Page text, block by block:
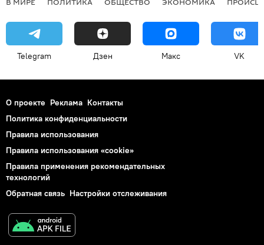
Telegram Дзен Макс VK
О проекте Реклама Контакты
Политика конфиденциальности
Правила использования
Правила использования «cookie»
Правила применения рекомендательных
технологий
Обратная связь Настройки отслеживания